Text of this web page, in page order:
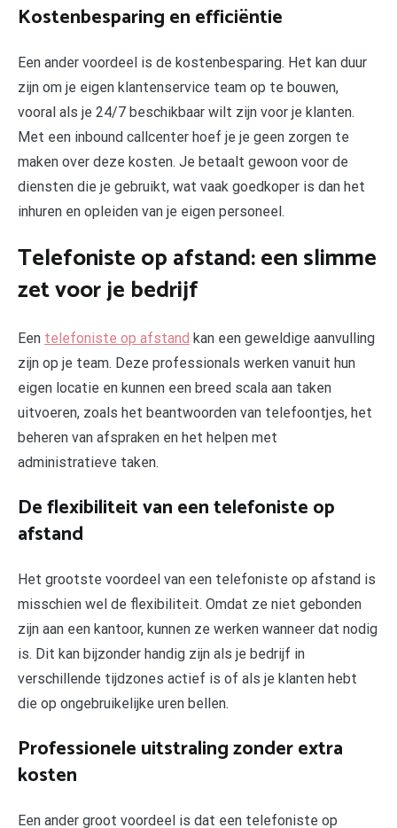
Kostenbesparing en efficiëntie
Een ander voordeel is de kostenbesparing. Het kan duur
zijn om je eigen klantenservice team op te bouwen,
vooral als je 24/7 beschikbaar wilt zijn voor je klanten.
Met een inbound callcenter hoef je je geen zorgen te
maken over deze kosten. Je betaalt gewoon voor de
diensten die je gebruikt, wat vaak goedkoper is dan het
inhuren en opleiden van je eigen personeel.
Telefoniste op afstand: een slimme
zet voor je bedrijf
Een telefoniste op afstand kan een geweldige aanvulling
zijn op je team. Deze professionals werken vanuit hun
eigen locatie en kunnen een breed scala aan taken
uitvoeren, zoals het beantwoorden van telefoontjes, het
beheren van afspraken en het helpen met
administratieve taken.
De flexibiliteit van een telefoniste op
afstand
Het grootste voordeel van een telefoniste op afstand is
misschien wel de flexibiliteit. Omdat ze niet gebonden
zijn aan een kantoor, kunnen ze werken wanneer dat nodig
is. Dit kan bijzonder handig zijn als je bedrijf in
verschillende tijdzones actief is of als je klanten hebt
die op ongebruikelijke uren bellen.
Professionele uitstraling zonder extra
kosten
Een ander groot voordeel is dat een telefoniste op